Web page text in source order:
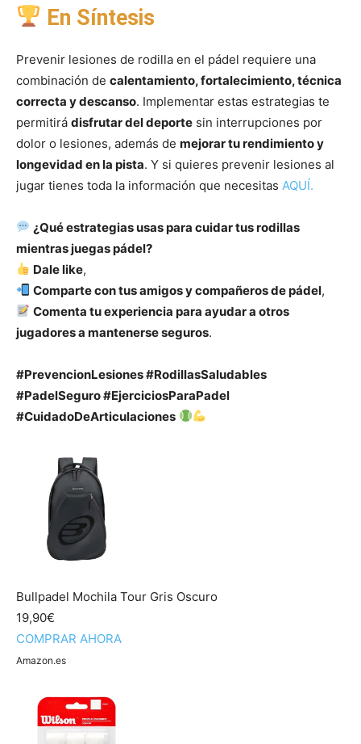
En Síntesis
Prevenir lesiones de rodilla en el pádel requiere una
combinación de calentamiento, fortalecimiento, técnica
correcta y descanso. Implementar estas estrategias te
permitirá disfrutar del deporte sin interrupciones por
dolor o lesiones, además de mejorar tu rendimiento y
longevidad en la pista. Y si quieres prevenir lesiones al
jugar tienes toda la información que necesitas AQUÍ.
¿Qué estrategias usas para cuidar tus rodillas
mientras juegas pádel?
Dale like,
Comparte con tus amigos y compañeros de pádel,
Comenta tu experiencia para ayudar a otros
jugadores a mantenerse seguros.
#PrevencionLesiones #RodillasSaludables
#PadelSeguro #EjerciciosParaPadel
#CuidadoDeArticulaciones
Bullpadel Mochila Tour Gris Oscuro
19,90€
COMPRAR AHORA
Amazon.es